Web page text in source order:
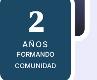
2
AÑOS
FORMANDO
COMUNIDAD